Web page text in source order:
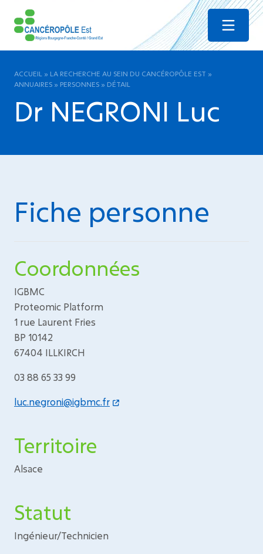
Menu
ACCUEIL » LA RECHERCHE AU SEIN DU CANCÉROPÔLE EST »
ANNUAIRES » PERSONNES » DÉTAIL
Dr NEGRONI Luc
Fiche personne
Coordonnées
IGBMC
Proteomic Platform
1 rue Laurent Fries
BP 10142
67404 ILLKIRCH
03 88 65 33 99
luc.negroni@igbmc.fr
Territoire
Alsace
Statut
Ingénieur/Technicien